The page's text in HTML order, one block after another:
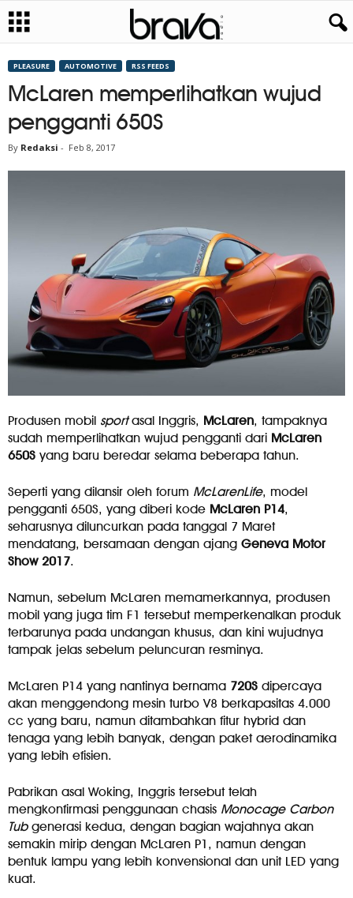
PLEASURE AUTOMOTIVE RSS FEEDS
McLaren memperlihatkan wujud
pengganti 650S
By Redaksi - Feb 8, 2017
Produsen mobil sportasal Inggris, McLaren, tampaknya
sudah memperlihatkan wujud pengganti dari McLaren
650S yang baru beredar selama beberapa tahun.
Seperti yang dilansir oleh forum McLarenLife, model
pengganti 650S, yang diberi kode McLaren P14,
seharusnya diluncurkan pada tanggal 7 Maret
mendatang, bersamaan dengan ajang Geneva Motor
Show 2017.
Namun, sebelum McLaren memamerkannya, produsen
mobil yang juga tim F1 tersebut memperkenalkan produk
terbarunya pada undangan khusus, dan kini wujudnya
tampak jelas sebelum peluncuran resminya.
McLaren P14 yang nantinya bernama 720S dipercaya
akan menggendong mesin turbo V8 berkapasitas 4.000
cc yang baru, namun ditambahkan fitur hybrid dan
tenaga yang lebih banyak, dengan paket aerodinamika
yang lebih efisien.
Pabrikan asal Woking, Inggris tersebut telah
mengkonfirmasi penggunaan chasis Monocage Carbon
Tubgenerasi kedua, dengan bagian wajahnya akan
semakin mirip dengan McLaren P1, namun dengan
bentuk lampu yang lebih konvensional dan unit LED yang
kuat.